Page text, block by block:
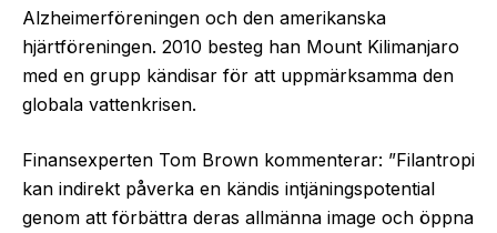
Alzheimerföreningen och den amerikanska
hjärtföreningen. 2010 besteg han Mount Kilimanjaro
med en grupp kändisar för att uppmärksamma den
globala vattenkrisen.
Finansexperten Tom Brown kommenterar: ”Filantropi
kan indirekt påverka en kändis intjäningspotential
genom att förbättra deras allmänna image och öppna